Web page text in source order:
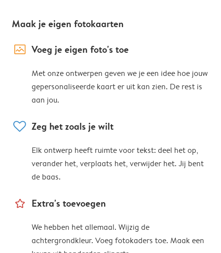
Maak je eigen fotokaarten
image_placeholder Voeg je eigen foto's toe
Met onze ontwerpen geven we je een idee hoe jouw
gepersonaliseerde kaart er uit kan zien. De rest is
aan jou.
heart Zeg het zoals je wilt
Elk ontwerp heeft ruimte voor tekst: deel het op,
verander het, verplaats het, verwijder het. Jij bent
de baas.
star_outline Extra's toevoegen
We hebben het allemaal. Wijzig de
achtergrondkleur. Voeg fotokaders toe. Maak een